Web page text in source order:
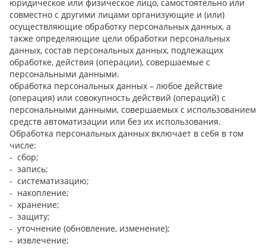
юридическое или физическое лицо, самостоятельно или
совместно с другими лицами организующие и (или)
осуществляющие обработку персональных данных, а
также определяющие цели обработки персональных
данных, состав персональных данных, подлежащих
обработке, действия (операции), совершаемые с
персональными данными.
обработка персональных данных – любое действие
(операция) или совокупность действий (операций) с
персональными данными, совершаемых с использованием
средств автоматизации или без их использования.
Обработка персональных данных включает в себя в том
числе:
- сбор;
- запись;
- систематизацию;
- накопление;
- хранение;
- защиту;
- уточнение (обновление, изменение);
- извлечение;